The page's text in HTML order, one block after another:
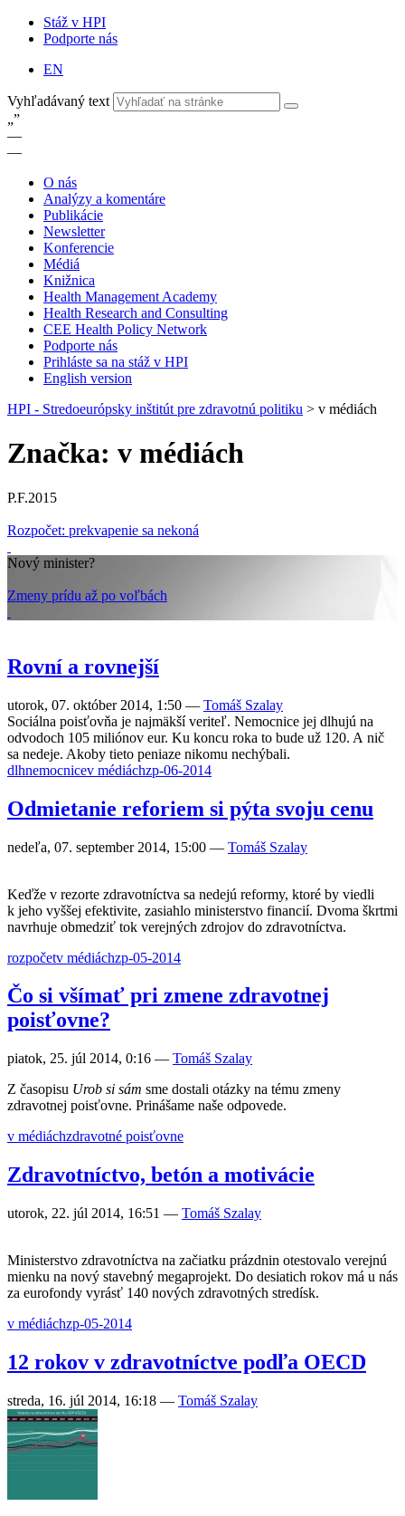
Stáž v HPI
Podporte nás
EN
Vyhľadávaný text
„”
—
—
O nás
Analýzy a komentáre
Publikácie
Newsletter
Konferencie
Médiá
Knižnica
Health Management Academy
Health Research and Consulting
CEE Health Policy Network
Podporte nás
Prihláste sa na stáž v HPI
English version
HPI - Stredoeurópsky inštitút pre zdravotnú politiku > v médiách
Značka: v médiách
P.F.2015
Rozpočet: prekvapenie sa nekoná
Nový minister?
Zmeny prídu až po voľbách
Rovní a rovnejší
utorok, 07. október 2014, 1:50 — Tomáš Szalay
Sociálna poisťovňa je najmäkší veriteľ. Nemocnice jej dlhujú na
odvodoch 105 miliónov eur. Ku koncu roka to bude už 120. A nič
sa nedeje. Akoby tieto peniaze nikomu nechýbali.
dlhnemocnicev médiáchzp-06-2014
Odmietanie reforiem si pýta svoju cenu
nedeľa, 07. september 2014, 15:00 — Tomáš Szalay
Keďže v rezorte zdravotníctva sa nedejú reformy, ktoré by viedli
k jeho vyššej efektivite, zasiahlo ministerstvo financií. Dvoma škrtmi
navrhuje obmedziť tok verejných zdrojov do zdravotníctva.
rozpočetv médiáchzp-05-2014
Čo si všímať pri zmene zdravotnej
poisťovne?
piatok, 25. júl 2014, 0:16 — Tomáš Szalay
Z časopisu Urob si sám sme dostali otázky na tému zmeny
zdravotnej poisťovne. Prinášame naše odpovede.
v médiáchzdravotné poisťovne
Zdravotníctvo, betón a motivácie
utorok, 22. júl 2014, 16:51 — Tomáš Szalay
Ministerstvo zdravotníctva na začiatku prázdnin otestovalo verejnú
mienku na nový stavebný megaprojekt. Do desiatich rokov má u nás
za eurofondy vyrásť 140 nových zdravotných stredísk.
v médiáchzp-05-2014
12 rokov v zdravotníctve podľa OECD
streda, 16. júl 2014, 16:18 — Tomáš Szalay